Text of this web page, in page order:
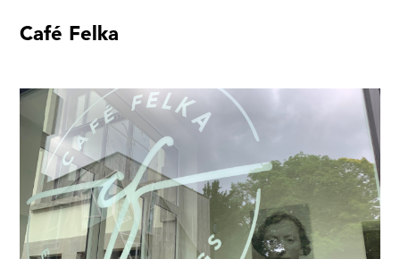
Café Felka
Veranstaltungen
Museumsquartier
Vermittlung
Besuch
Kontakt
1x